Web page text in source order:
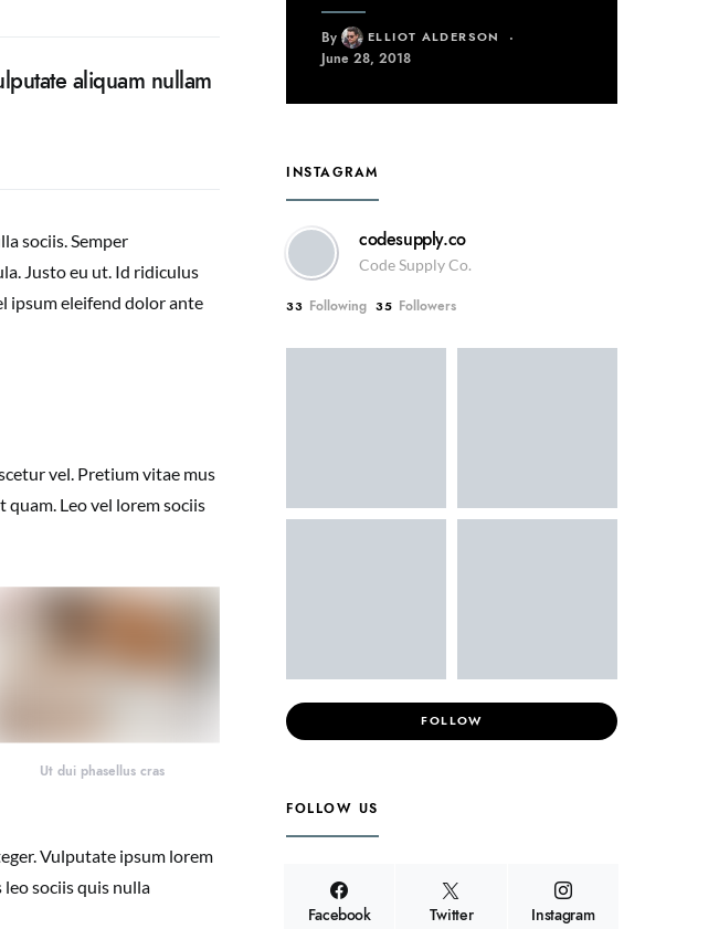
aliquam nullam
sociis. Semper
Justo eu ut. Id ridiculus
ipsum eleifend dolor ante
vel. Pretium vitae mus
Leo vel lorem sociis
Ut dui phasellus cras
Vulputate ipsum lorem
sociis quis nulla
By ELLIOT ALDERSON
June 28, 2018
INSTAGRAM
codesupply.co
Code Supply Co.
33 Following 35 Followers
FOLLOW
FOLLOW US
Facebook Twitter Instagram